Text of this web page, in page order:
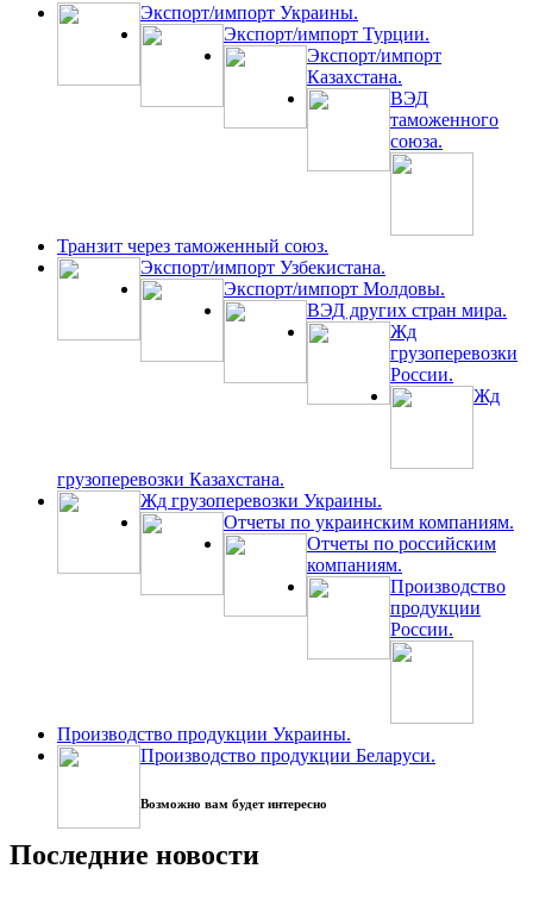
Экспорт/импорт Украины.
Экспорт/импорт Турции.
Экспорт/импорт
Казахстана.
ВЭД
таможенного
союза.
Транзит через таможенный союз.
Экспорт/импорт Узбекистана.
Экспорт/импорт Молдовы.
ВЭД других стран мира.
Жд
грузоперевозки
России.
Жд
грузоперевозки Казахстана.
Жд грузоперевозки Украины.
Отчеты по украинским компаниям.
Отчеты по российским
компаниям.
Производство
продукции
России.
Производство продукции Украины.
Производство продукции Беларуси.
Возможно вам будет интересно
Последние новости